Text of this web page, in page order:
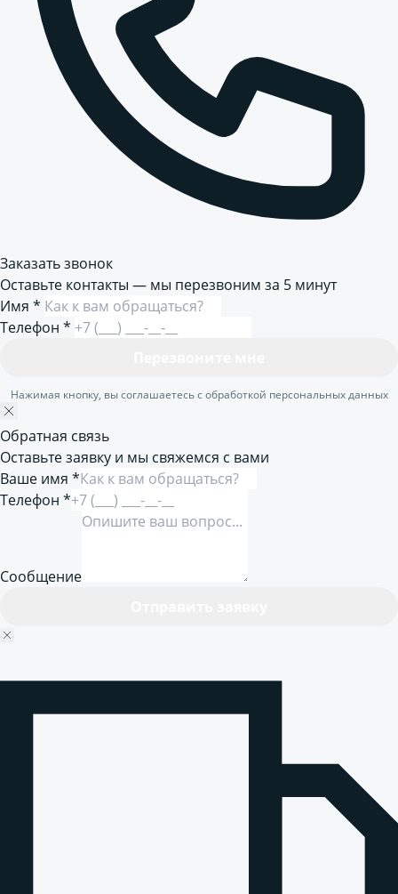
Заказать звонок
Оставьте контакты — мы перезвоним за 5 минут
Имя *
Телефон *
Нажимая кнопку, вы соглашаетесь с обработкой персональных данных
Обратная связь
Оставьте заявку и мы свяжемся с вами
Ваше имя *
Телефон *
Сообщение